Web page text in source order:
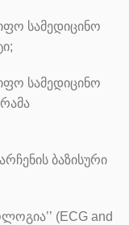
სამედიცინო
სამედიცინო
ბაზისური
(ECG and